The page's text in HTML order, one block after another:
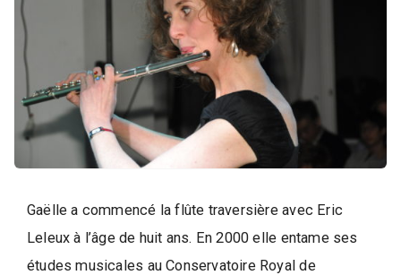
q
u
e
D
a
n
s
e
e
Gaëlle a commencé la flûte traversière avec Eric
Leleux à l’âge de huit ans. En 2000 elle entame ses
études musicales au Conservatoire Royal de